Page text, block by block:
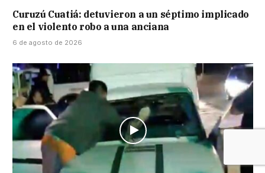
Curuzú Cuatiá: detuvieron a un séptimo implicado
en el violento robo a una anciana
6 de agosto de 2026